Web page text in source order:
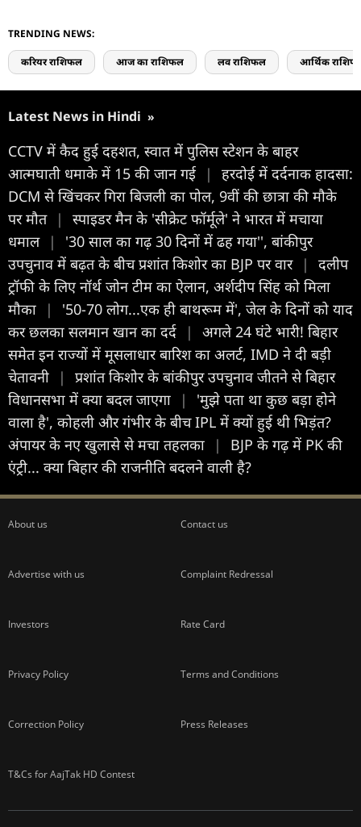
TRENDING NEWS:
करियर राशिफल आज का राशिफल लव राशिफल आर्थिक
Latest News in Hindi »
CCTV में कैद हुई दहशत, स्वात में पुलिस स्टेशन के बाहर
आत्मघाती धमाके में 15 की जान गई
|
हरदोई में दर्दनाक हादसा:
DCM से खिंचकर गिरा बिजली का पोल, 9वीं की छात्रा की मौके
पर मौत |
स्पाइडर मैन के 'सीक्रेट फॉर्मूले' ने भारत में मचाया
धमाल |
'30 साल का गढ़ 30 दिनों में ढह गया'', बांकीपुर
उपचुनाव में बढ़त के बीच प्रशांत किशोर का BJP पर वार |
दलीप
ट्रॉफी के लिए नॉर्थ जोन टीम का ऐलान, अर्शदीप सिंह को मिला
मौका
|
'50-70 लोग...एक ही बाथरूम में', जेल के दिनों को याद
कर छलका सलमान खान का दर्द
|
अगले 24 घंटे भारी! बिहार
समेत इन राज्यों में मूसलाधार बारिश का अलर्ट, IMD ने दी बड़ी
चेतावनी
|
प्रशांत किशोर के बांकीपुर उपचुनाव जीतने से बिहार
विधानसभा में क्या बदल जाएगा
|
'मुझे पता था कुछ बड़ा होने
वाला है', कोहली और गंभीर के बीच IPL में क्यों हुई थी भिड़ंत?
अंपायर के नए खुलासे से मचा तहलका
|
BJP के गढ़ में PK की
एंट्री... क्या बिहार की राजनीति बदलने वाली है?
About us Contact us
Advertise with us Complaint Redressal
Investors Rate Card
Privacy Policy Terms and Conditions
Correction Policy Press Releases
T&Cs for AajTak HD Contest